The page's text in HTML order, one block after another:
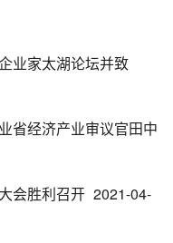
业家太湖论坛并致
省经济产业审议官田中
会胜利召开 2021-04-